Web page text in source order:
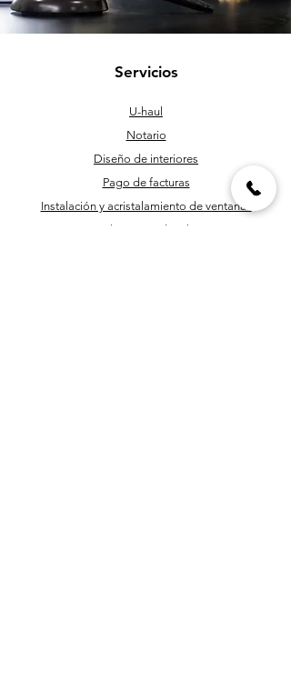
Servicios
U-haul
Notario
Diseño de interiores
Pago de facturas
Instalación y acristalamiento de ventanas
Roscado y corte de tuberías